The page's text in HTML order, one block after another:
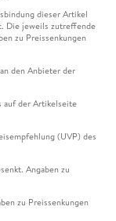
dieser Artikel
Die jeweils zutreffende
zu Preissenkungen
den Anbieter der
auf der Artikelseite
(UVP) des
Angaben zu
zu Preissenkungen